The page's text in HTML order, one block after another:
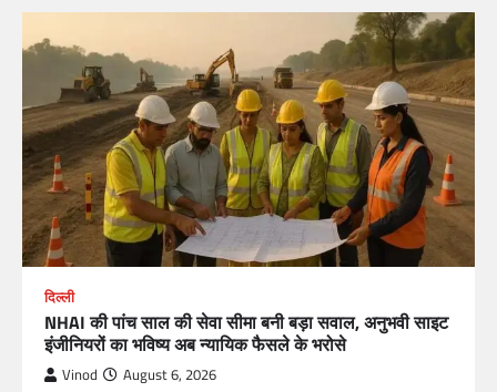
दिल्ली
NHAI की पांच साल की सेवा सीमा बनी बड़ा सवाल, अनुभवी साइट
इंजीनियरों का भविष्य अब न्यायिक फैसले के भरोसे
Vinod August 6, 2026